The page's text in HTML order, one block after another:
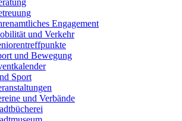
Engagement
und Verkehr
und Bewegung
Sport
und Verbände